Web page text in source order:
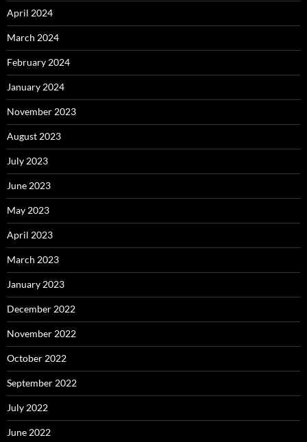
April 2024
March 2024
February 2024
January 2024
November 2023
August 2023
July 2023
June 2023
May 2023
April 2023
March 2023
January 2023
December 2022
November 2022
October 2022
September 2022
July 2022
June 2022